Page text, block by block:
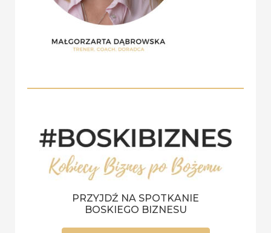
PRZYJDŹ NA SPOTKANIE
BOSKIEGO BIZNESU